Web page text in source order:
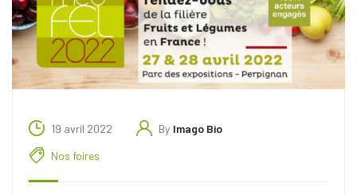
19 avril 2022 By Imago Bio
Nos foires